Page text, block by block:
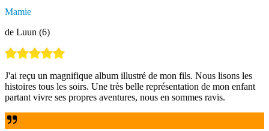
Mamie
de Luun (6)
J'ai reçu un magnifique album illustré de mon fils. Nous lisons les
histoires tous les soirs. Une très belle représentation de mon enfant
partant vivre ses propres aventures, nous en sommes ravis.